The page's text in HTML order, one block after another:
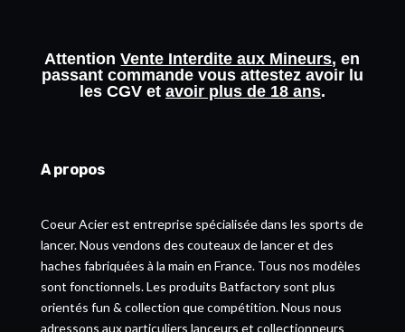
AttentionVente Interdite aux Mineurs, en
passant commande vous attestez avoir lu
les CGVet avoir plus de 18 ans.
A propos
Coeur Acier est entreprise spécialisée dans les sports de
lancer. Nous vendons des couteaux de lancer et des
haches fabriquées à la main en France. Tous nos modèles
sont fonctionnels. Les produits Batfactory sont plus
orientés fun & collection que compétition. Nous nous
adressons aux particuliers lanceurs et collectionneurs